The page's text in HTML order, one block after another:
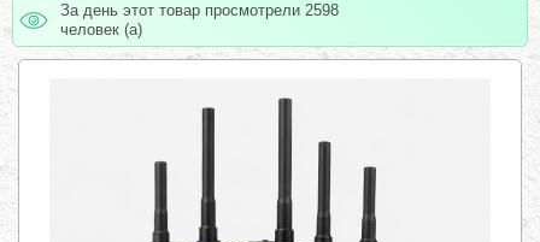
За день этот товар просмотрели 2598
человек (а)